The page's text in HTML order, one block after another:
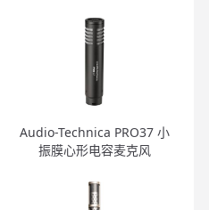
Audio-Technica PRO37 小
振膜心形电容麦克风